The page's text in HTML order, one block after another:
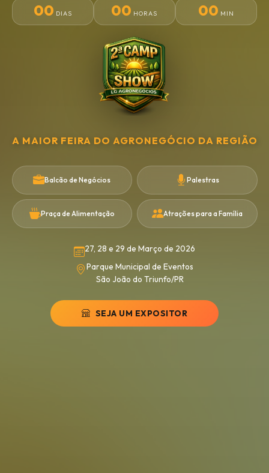
00 DIAS 00 HORAS 00 MIN
A MAIOR FEIRA DO AGRONEGÓCIO DA REGIÃO
Balcão de Negócios Palestras
Praça de Alimentação Atrações para a Família
27, 28 e 29 de Março de 2026
Parque Municipal de Eventos
São João do Triunfo/PR
SEJA UM EXPOSITOR